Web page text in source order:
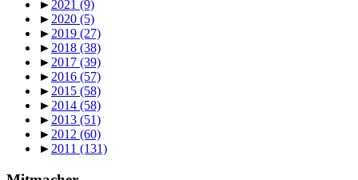
► 2021 (9)
► 2020 (5)
► 2019 (27)
► 2018 (38)
► 2017 (39)
► 2016 (57)
► 2015 (58)
► 2014 (58)
► 2013 (51)
► 2012 (60)
► 2011 (131)